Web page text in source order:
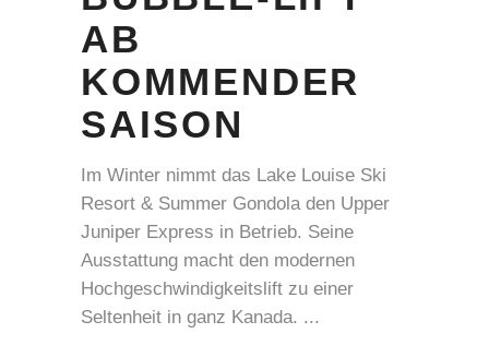
AB
KOMMENDER
SAISON
Im Winter nimmt das Lake Louise Ski
Resort & Summer Gondola den Upper
Juniper Express in Betrieb. Seine
Ausstattung macht den modernen
Hochgeschwindigkeitslift zu einer
Seltenheit in ganz Kanada.